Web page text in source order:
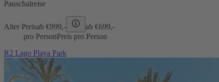
Pauschalreise
Alter Preisab €999,- ab €699,-
pro PersonPreis pro Person
R2 Lago Playa Park